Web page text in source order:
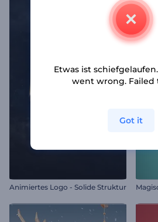
Animiertes Logo - Solide Struktur
Etwas ist
went wrong. Failed
Got it